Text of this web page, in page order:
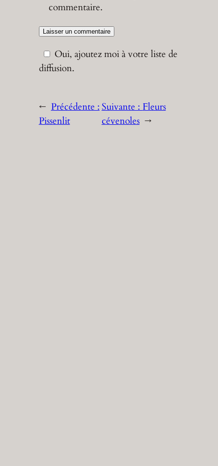
commentaire.
Oui, ajoutez moi à votre liste de
diffusion.
← Précédente :
Pissenlit
Suivante :Fleurs
cévenoles →